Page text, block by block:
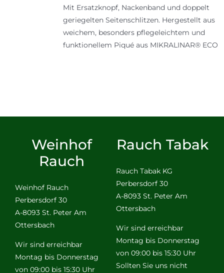
Mit Ersatzknopf, Nackenband und doppelt
geriegelten Seitenschlitzen. Hergestellt aus
weichem, besonders pflegeleichtem und
funktionellem Piqué aus MIKRALINAR® ECO
Weinhof
Rauch
Weinhof Rauch
Perbersdorf 30
A-8093 St. Peter Am
Ottersbach
Wir sind erreichbar
Montag bis Donnerstag
von 09:00 bis 15:30 Uhr
Rauch Tabak
Rauch Tabak KG
Perbersdorf 30
A-8093 St. Peter Am
Ottersbach
Wir sind erreichbar
Montag bis Donnerstag
von 09:00 bis 15:30 Uhr
Sollten Sie uns nicht